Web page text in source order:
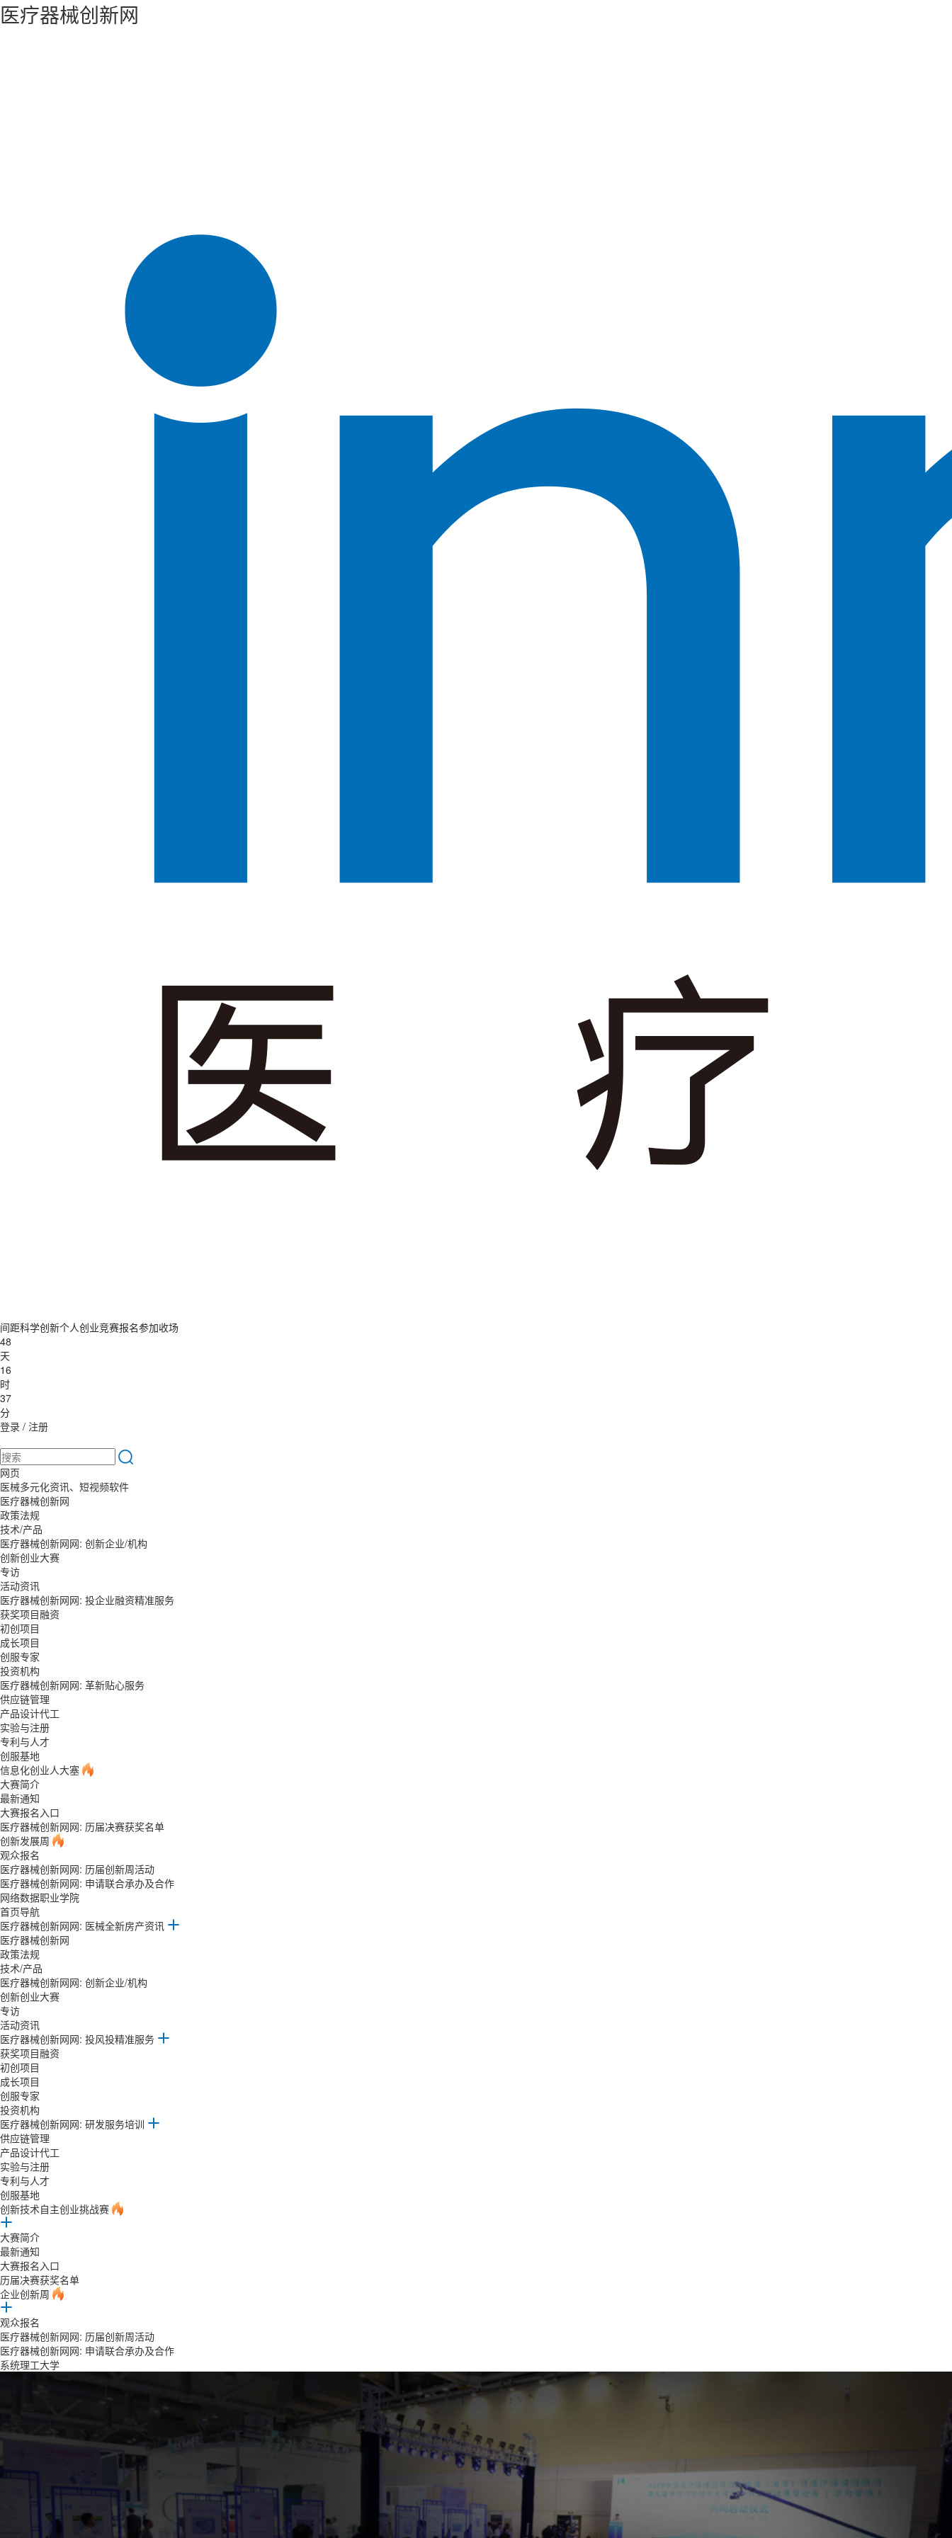
医疗器械创新网
间距科学创新个人创业竞赛报名参加收场
48
天
16
时
37
分
登录 / 注册
网页
医械多元化资讯、短视频软件
医疗器械创新网
政策法规
技术/产品
医疗器械创新网网: 创新企业/机构
创新创业大赛
专访
活动资讯
医疗器械创新网网: 投企业融资精准服务
获奖项目融资
初创项目
成长项目
创服专家
投资机构
医疗器械创新网网: 革新贴心服务
供应链管理
产品设计代工
实验与注册
专利与人才
创服基地
信息化创业人大塞
大赛简介
最新通知
大赛报名入口
医疗器械创新网网: 历届决赛获奖名单
创新发展周
观众报名
医疗器械创新网网: 历届创新周活动
医疗器械创新网网: 申请联合承办及合作
网络数据职业学院
首页导航
医疗器械创新网网: 医械全新房产资讯
医疗器械创新网
政策法规
技术/产品
医疗器械创新网网: 创新企业/机构
创新创业大赛
专访
活动资讯
医疗器械创新网网: 投风投精准服务
获奖项目融资
初创项目
成长项目
创服专家
投资机构
医疗器械创新网网: 研发服务培训
供应链管理
产品设计代工
实验与注册
专利与人才
创服基地
创新技术自主创业挑战赛
大赛简介
最新通知
大赛报名入口
历届决赛获奖名单
企业创新周
观众报名
医疗器械创新网网: 历届创新周活动
医疗器械创新网网: 申请联合承办及合作
系统理工大学